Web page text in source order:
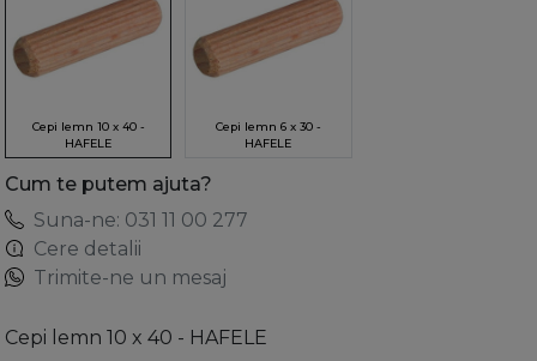
Cepi lemn 10 x 40 -
HAFELE
Cepi lemn 6 x 30 -
HAFELE
Cum te putem ajuta?
Suna-ne: 031 11 00 277
Cere detalii
Trimite-ne un mesaj
Cepi lemn 10 x 40 - HAFELE